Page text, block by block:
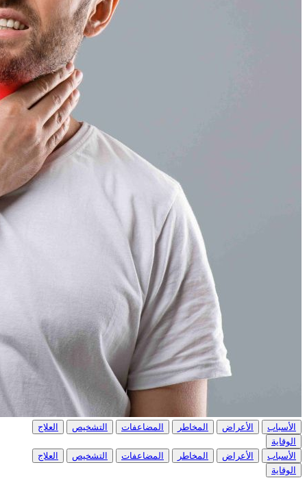
الأسباب الأعراض المخاطر المضاعفات التشخيص
العلاج
الوقاية
الأسباب
الأعراض المخاطر المضاعفات التشخيص
العلاج
الوقاية